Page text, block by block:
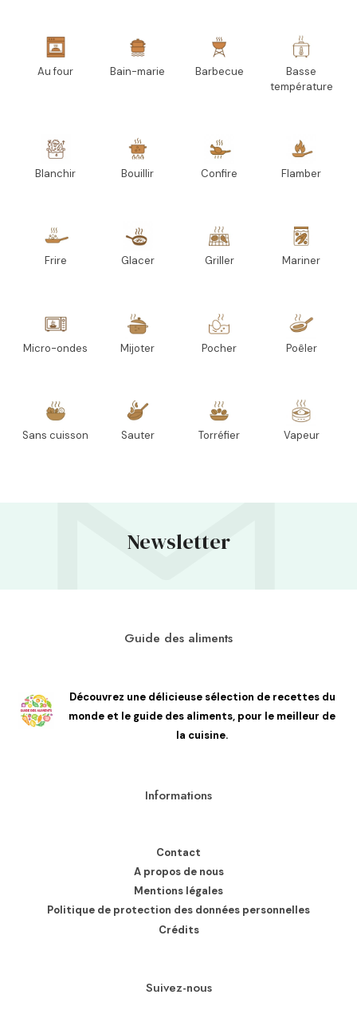
Au four Bain-marie Barbecue
Basse
température
Blanchir Bouillir Confire Flamber
Frire Glacer Griller Mariner
Micro-ondes Mijoter Pocher Poêler
Sans cuisson Sauter Torréfier Vapeur
Newsletter
Guide des aliments
Découvrez une délicieuse sélection de recettes du
monde et le guide des aliments, pour le meilleur de
la cuisine.
Informations
Contact
A propos de nous
Mentions légales
Politique de protection des données personnelles
Crédits
Suivez-nous